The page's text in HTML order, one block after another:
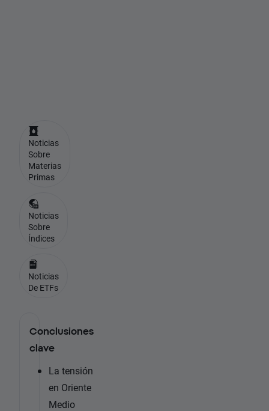
Conclusiones
clave
La tensión
en Oriente
Medio
Noticias
Sobre
Materias
Primas
Noticias
Sobre
Índices
Noticias
De ETFs